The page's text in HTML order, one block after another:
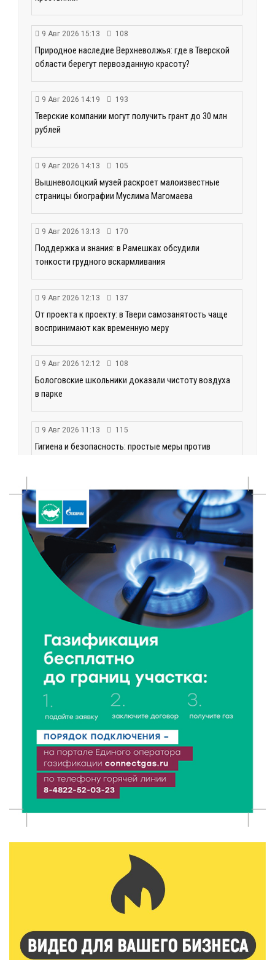
9 Авг 2026 15:13 108
Природное наследие Верхневолжья: где в Тверской
области берегут первозданную красоту?
9 Авг 2026 14:19 193
Тверские компании могут получить грант до 30 млн
рублей
9 Авг 2026 14:13 105
Вышневолоцкий музей раскроет малоизвестные
страницы биографии Муслима Магомаева
9 Авг 2026 13:13 170
Поддержка и знания: в Рамешках обсудили
тонкости грудного вскармливания
9 Авг 2026 12:13 137
От проекта к проекту: в Твери самозанятость чаще
воспринимают как временную меру
9 Авг 2026 12:12 108
Бологовские школьники доказали чистоту воздуха
в парке
9 Авг 2026 11:13 115
Гигиена и безопасность: простые меры против
435
Тверские пенсионеры скажут «спасибо» интернету
9 Авг 2026 09:19 114
Виталий Королев поблагодарил волонтёров-
медиков за их добрые сердца
350
В Твери росгвардейцы отметили День
физкультурника турниром по настольному теннису
8 Авг 2026 19:37 430
Когда тренироваться в жару: тренер дал чёткие
рекомендации по безопасным занятиям на улице
8 Авг 2026 18:37 361
Дороги становятся лучше: в Калининском округе
продолжается масштабный ремонт
8 Авг 2026 17:37 679
вакцинация новорождённых
624
Виталий Королев поздравил ветерана из Твери со
8 Авг 2026 16:37 426